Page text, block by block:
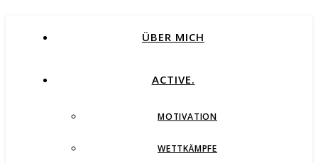
ÜBER MICH
ACTIVE.
MOTIVATION
WETTKÄMPFE